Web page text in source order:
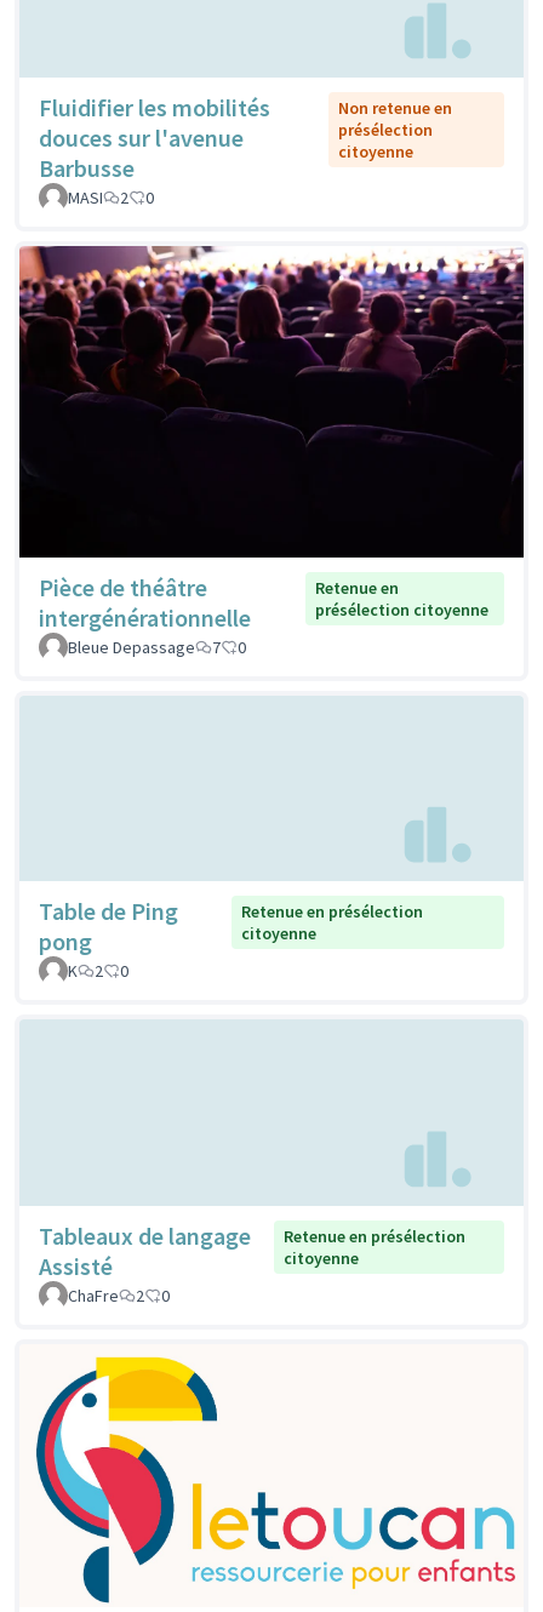
Fluidifier les mobilités
douces sur l'avenue
Barbusse
Non retenue en
présélection
citoyenne
MASI 2 0
Pièce de théâtre
intergénérationnelle
Retenue en
présélection citoyenne
Bleue Depassage
7 0
Table de Ping
pong
Retenue en présélection
citoyenne
K
2 0
Tableaux de langage
Assisté
Retenue en présélection
citoyenne
ChaFre
2 0